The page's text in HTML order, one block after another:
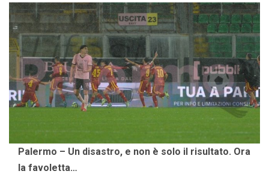
Palermo – Un disastro, e non è solo il risultato. Ora
la favoletta…